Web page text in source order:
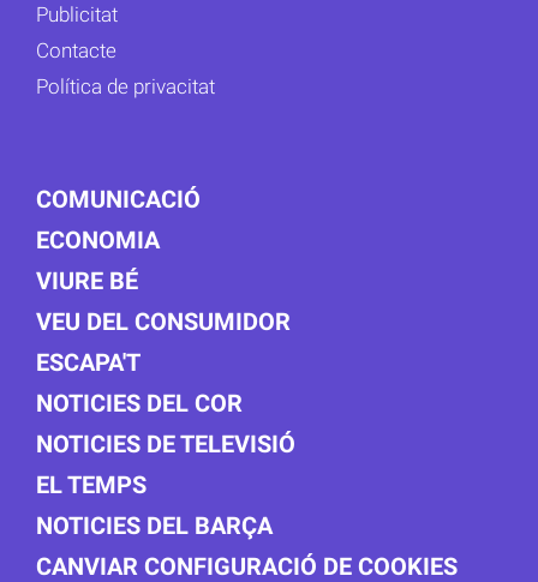
Publicitat
Contacte
Política de privacitat
COMUNICACIÓ
ECONOMIA
VIURE BÉ
VEU DEL CONSUMIDOR
ESCAPA'T
NOTICIES DEL COR
NOTICIES DE TELEVISIÓ
EL TEMPS
NOTICIES DEL BARÇA
CANVIAR CONFIGURACIÓ DE COOKIES